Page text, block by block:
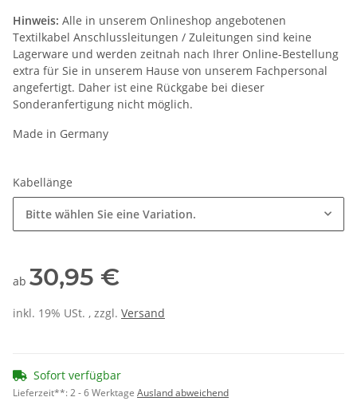
Hinweis: Alle in unserem Onlineshop angebotenen
Textilkabel Anschlussleitungen / Zuleitungen sind keine
Lagerware und werden zeitnah nach Ihrer Online-Bestellung
extra für Sie in unserem Hause von unserem Fachpersonal
angefertigt. Daher ist eine Rückgabe bei dieser
Sonderanfertigung nicht möglich.
Made in Germany
Kabellänge
Bitte wählen Sie eine Variation.
ab 30,95 €
inkl. 19% USt. , zzgl. Versand
Sofort verfügbar
Lieferzeit**:2 - 6 Werktage Ausland abweichend